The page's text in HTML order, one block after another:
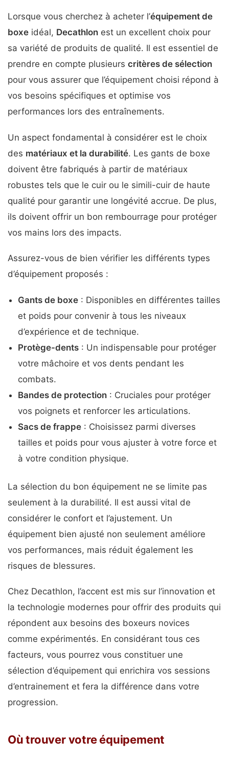
Lorsque vous cherchez à acheter l’équipement de
boxe idéal, Decathlon est un excellent choix pour
sa variété de produits de qualité. Il est essentiel de
prendre en compte plusieurs critères de sélection
pour vous assurer que l’équipement choisi répond à
vos besoins spécifiques et optimise vos
performances lors des entraînements.
Un aspect fondamental à considérer est le choix
des matériaux et la durabilité. Les gants de boxe
doivent être fabriqués à partir de matériaux
robustes tels que le cuir ou le simili-cuir de haute
qualité pour garantir une longévité accrue. De plus,
ils doivent offrir un bon rembourrage pour protéger
vos mains lors des impacts.
Assurez-vous de bien vérifier les différents types
d’équipement proposés :
Gants de boxe : Disponibles en différentes tailles
et poids pour convenir à tous les niveaux
d’expérience et de technique.
Protège-dents : Un indispensable pour protéger
votre mâchoire et vos dents pendant les
combats.
Bandes de protection : Cruciales pour protéger
vos poignets et renforcer les articulations.
Sacs de frappe : Choisissez parmi diverses
tailles et poids pour vous ajuster à votre force et
à votre condition physique.
La sélection du bon équipement ne se limite pas
seulement à la durabilité. Il est aussi vital de
considérer le confort et l’ajustement. Un
équipement bien ajusté non seulement améliore
vos performances, mais réduit également les
risques de blessures.
Chez Decathlon, l’accent est mis sur l’innovation et
la technologie modernes pour offrir des produits qui
répondent aux besoins des boxeurs novices
comme expérimentés. En considérant tous ces
facteurs, vous pourrez vous constituer une
sélection d’équipement qui enrichira vos sessions
d’entrainement et fera la différence dans votre
progression.
Où trouver votre équipement